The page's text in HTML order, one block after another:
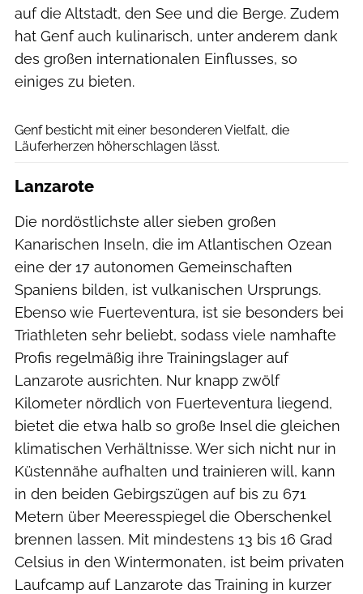
auf die Altstadt, den See und die Berge. Zudem
hat Genf auch kulinarisch, unter anderem dank
des großen internationalen Einflusses, so
einiges zu bieten.
Genf besticht mit einer besonderen Vielfalt, die
Läuferherzen höherschlagen lässt.
Lanzarote
Die nordöstlichste aller sieben großen
Kanarischen Inseln, die im Atlantischen Ozean
eine der 17 autonomen Gemeinschaften
Spaniens bilden, ist vulkanischen Ursprungs.
Ebenso wie Fuerteventura, ist sie besonders bei
Triathleten sehr beliebt, sodass viele namhafte
Profis regelmäßig ihre Trainingslager auf
Lanzarote ausrichten. Nur knapp zwölf
Kilometer nördlich von Fuerteventura liegend,
bietet die etwa halb so große Insel die gleichen
klimatischen Verhältnisse. Wer sich nicht nur in
Küstennähe aufhalten und trainieren will, kann
in den beiden Gebirgszügen auf bis zu 671
Metern über Meeresspiegel die Oberschenkel
brennen lassen. Mit mindestens 13 bis 16 Grad
Celsius in den Wintermonaten, ist beim privaten
Laufcamp auf Lanzarote das Training in kurzer